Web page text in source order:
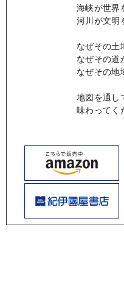
海峡が世界
河川が文明
なぜその土
なぜその道
なぜその地
地図を通し
味わってく